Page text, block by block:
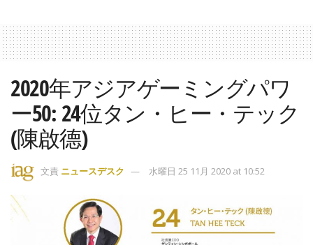
2020年アジアゲーミングパワ
ー50: 24位タン・ヒー・テック
(陳啟德)
文責 ニュースデスク 水曜日 25 11月 2020 at 10:52